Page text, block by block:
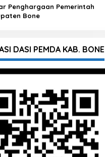
Penghargaan Pemerintah
Bone
DASI PEMDA KAB. BONE